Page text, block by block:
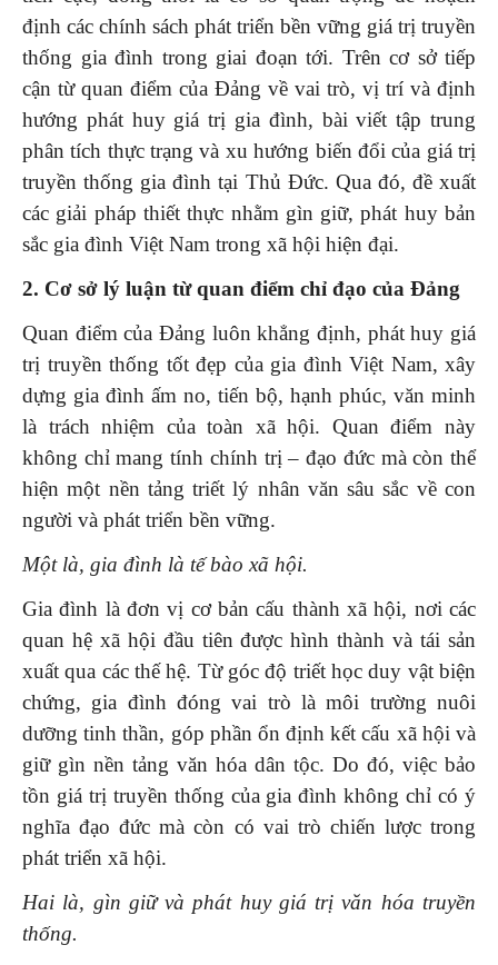
định các chính sách phát triển bền vững giá trị truyền
thống gia đình trong giai đoạn tới. Trên cơ sở tiếp
cận từ quan điểm của Đảng về vai trò, vị trí và định
hướng phát huy giá trị gia đình, bài viết tập trung
phân tích thực trạng và xu hướng biến đổi của giá trị
truyền thống gia đình tại Thủ Đức. Qua đó, đề xuất
các giải pháp thiết thực nhằm gìn giữ, phát huy bản
sắc gia đình Việt Nam trong xã hội hiện đại.
2. Cơ sở lý luận từ quan điểm chỉ đạo của Đảng
Quan điểm của Đảng luôn khẳng định, phát huy giá
trị truyền thống tốt đẹp của gia đình Việt Nam, xây
dựng gia đình ấm no, tiến bộ, hạnh phúc, văn minh
là trách nhiệm của toàn xã hội. Quan điểm này
không chỉ mang tính chính trị – đạo đức mà còn thể
hiện một nền tảng triết lý nhân văn sâu sắc về con
người và phát triển bền vững.
Một là, gia đình là tế bào xã hội.
Gia đình là đơn vị cơ bản cấu thành xã hội, nơi các
quan hệ xã hội đầu tiên được hình thành và tái sản
xuất qua các thế hệ. Từ góc độ triết học duy vật biện
chứng, gia đình đóng vai trò là môi trường nuôi
dưỡng tinh thần, góp phần ổn định kết cấu xã hội và
giữ gìn nền tảng văn hóa dân tộc. Do đó, việc bảo
tồn giá trị truyền thống của gia đình không chỉ có ý
nghĩa đạo đức mà còn có vai trò chiến lược trong
phát triển xã hội.
Hai là, gìn giữ và phát huy giá trị văn hóa truyền
thống.